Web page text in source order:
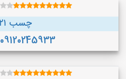
چسب ۰۲۱
09120245933